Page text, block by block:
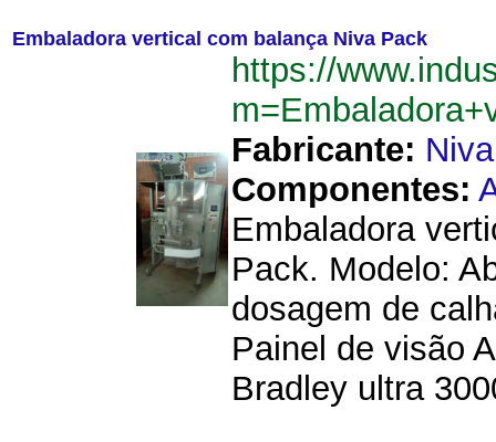
Embaladora vertical com balança Niva Pack
https://
Fabricante:
Componentes:
Embaladora
Pack. Modelo:
dosagem de
Painel de visão
Bradley ultra